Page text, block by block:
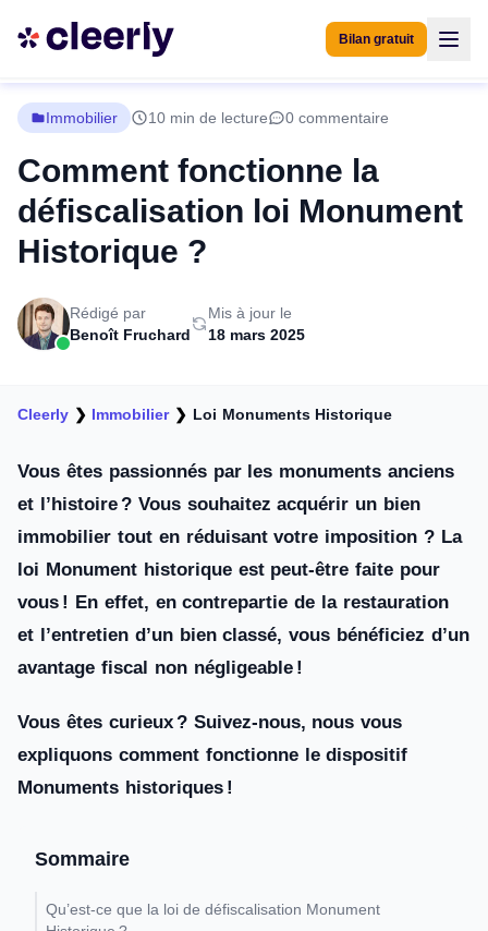
Bilan gratuit
Immobilier 10 min de lecture 0 commentaire
Comment fonctionne la
défiscalisation loi Monument
Historique ?
Rédigé par
Benoît Fruchard
Mis à jour le
18 mars 2025
Cleerly ❯ Immobilier❯ Loi Monuments Historique
Vous êtes passionnés par les monuments anciens
et l’histoire ? Vous souhaitez acquérir un bien
immobilier tout en réduisant votre imposition ? La
loi Monument historique est peut-être faite pour
vous ! En effet, en contrepartie de la restauration
et l’entretien d’un bien classé, vous bénéficiez d’un
avantage fiscal non négligeable !
Vous êtes curieux ? Suivez-nous, nous vous
expliquons comment fonctionne le dispositif
Monuments historiques !
Sommaire
Qu’est-ce que la loi de défiscalisation Monument